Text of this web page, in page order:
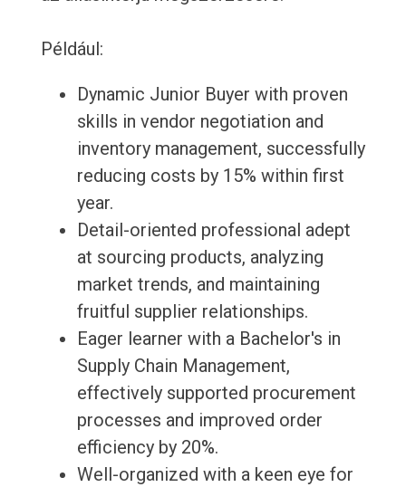
Például:
Dynamic Junior Buyer with proven
skills in vendor negotiation and
inventory management, successfully
reducing costs by 15% within first
year.
Detail-oriented professional adept
at sourcing products, analyzing
market trends, and maintaining
fruitful supplier relationships.
Eager learner with a Bachelor's in
Supply Chain Management,
effectively supported procurement
processes and improved order
efficiency by 20%.
Well-organized with a keen eye for